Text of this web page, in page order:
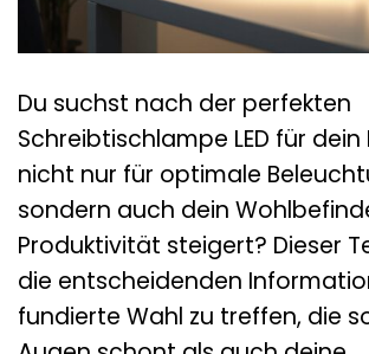
Du suchst nach der perfekten
Schreibtischlampe LED für dein
nicht nur für optimale
sondern auch dein
Produktivität steigert? Dieser
die entscheidenden
fundierte Wahl zu treffen, die